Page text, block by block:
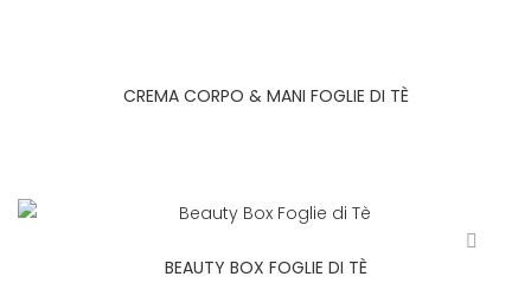
CREMA CORPO & MANI FOGLIE DI TÈ
BEAUTY BOX FOGLIE DI TÈ